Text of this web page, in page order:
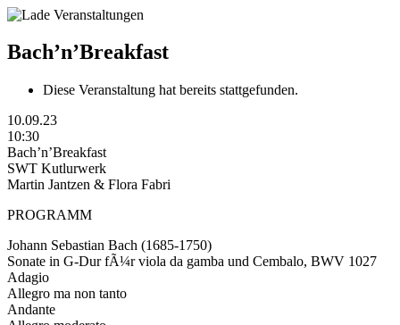
Bach’n’Breakfast
Diese Veranstaltung hat bereits stattgefunden.
10.09.23
10:30
Bach’n’Breakfast
SWT Kutlurwerk
Martin Jantzen & Flora Fabri
PROGRAMM
Johann Sebastian Bach (1685-1750)
Sonate in G-Dur fÃ¼r viola da gamba und Cembalo, BWV 1027
Adagio
Allegro ma non tanto
Andante